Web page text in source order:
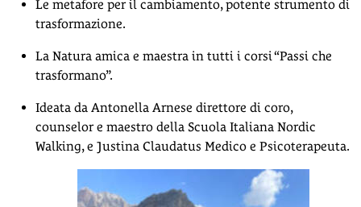
Le metafore per il cambiamento, potente strumento di
trasformazione.
La Natura amica e maestra in tutti i corsi “Passi che
trasformano”.
Ideata da Antonella Arnese direttore di coro,
counselor e maestro della Scuola Italiana Nordic
Walking, e Justina Claudatus Medico e Psicoterapeuta.